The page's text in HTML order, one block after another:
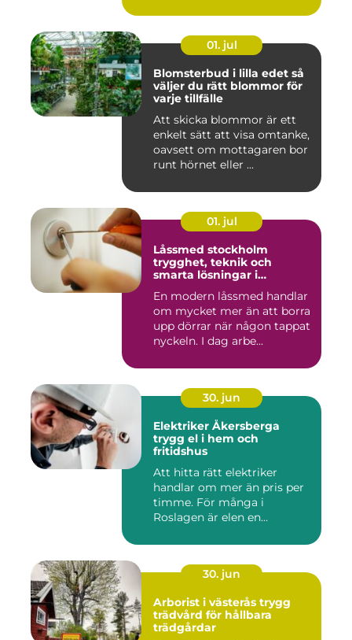
01. jul
Blomsterbud i lilla edet så
väljer du rätt blommor för
varje tillfälle
Att skicka blommor är ett
enkelt sätt att visa omtanke,
oavsett om mottagaren bor
runt hörnet eller ...
01. jul
Låssmed stockholm
trygghet, teknik och
smarta lösningar i
En modern låssmed handlar
om mycket mer än att borra
upp dörrar när någon tappat
nyckeln. I dag arbe...
30. jun
Elektriker Åkersberga
trygg el i hem och
fritidshus
Att hitta rätt elektriker
handlar om mer än pris per
timme. För många i
Roslagen är elen en
30. jun
Arborist i västerås trygg
trädvård för hållbara
trädgårdar